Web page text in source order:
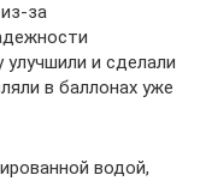
за
и сделали
в баллонах уже
водой,